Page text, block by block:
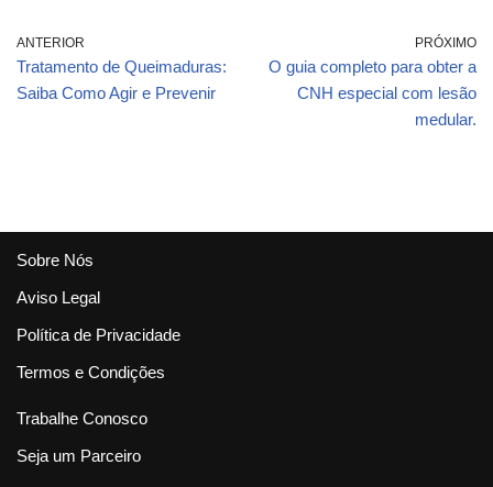
ANTERIOR
Tratamento de Queimaduras:
Saiba Como Agir e Prevenir
PRÓXIMO
O guia completo para obter a
CNH especial com lesão
medular.
Sobre Nós
Aviso Legal
Política de Privacidade
Termos e Condições
Trabalhe Conosco
Seja um Parceiro